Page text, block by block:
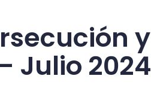
y
Julio 2024